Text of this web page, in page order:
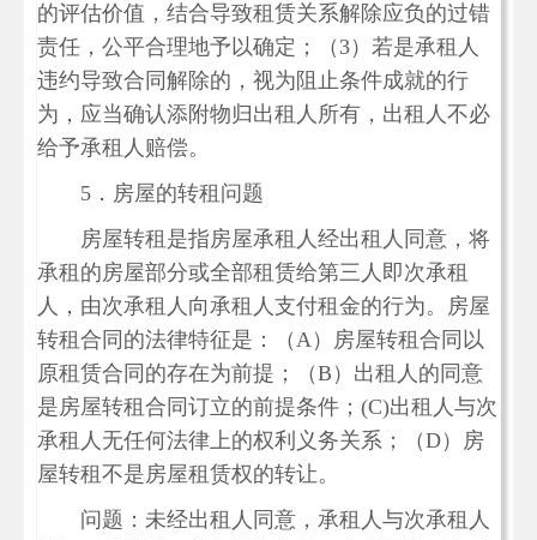
的评估价值，结合导致租赁关系解除应负的过错
责任，公平合理地予以确定；（3）若是承租人
违约导致合同解除的，视为阻止条件成就的行
为，应当确认添附物归出租人所有，出租人不必
给予承租人赔偿。
5．房屋的转租问题
房屋转租是指房屋承租人经出租人同意，将
承租的房屋部分或全部租赁给第三人即次承租
人，由次承租人向承租人支付租金的行为。房屋
转租合同的法律特征是：（A）房屋转租合同以
原租赁合同的存在为前提；（B）出租人的同意
是房屋转租合同订立的前提条件；(C)出租人与次
承租人无任何法律上的权利义务关系；（D）房
屋转租不是房屋租赁权的转让。
问题：未经出租人同意，承租人与次承租人